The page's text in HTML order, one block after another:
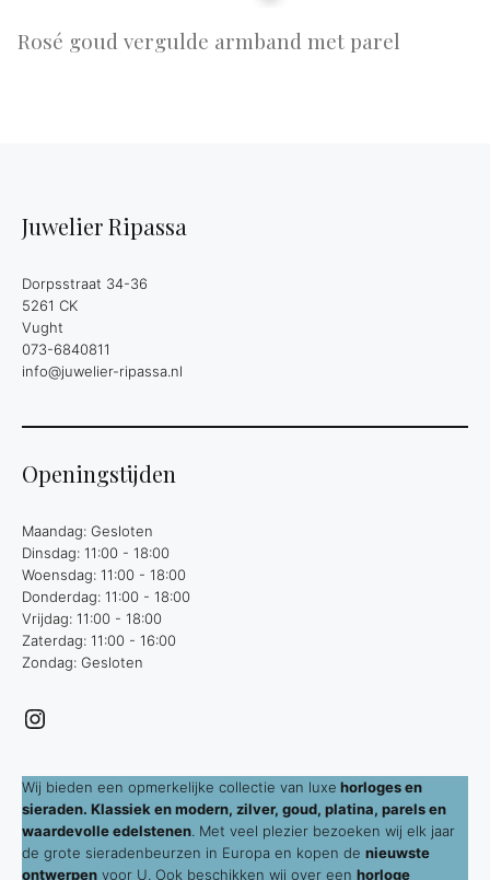
Rosé goud vergulde armband met parel
Juwelier Ripassa
Dorpsstraat 34-36
5261 CK
Vught
073-6840811
info@juwelier-ripassa.nl
Openingstijden
Maandag: Gesloten
Dinsdag: 11:00 - 18:00
Woensdag: 11:00 - 18:00
Donderdag: 11:00 - 18:00
Vrijdag: 11:00 - 18:00
Zaterdag: 11:00 - 16:00
Zondag: Gesloten
Instagram
Wij bieden een opmerkelijke collectie van luxe horloges en
sieraden. Klassiek en modern, zilver, goud, platina, parels en
waardevolle edelstenen . Met veel plezier bezoeken wij elk jaar
de grote sieradenbeurzen in Europa en kopen de nieuwste
ontwerpen voor U. Ook beschikken wij over een horloge